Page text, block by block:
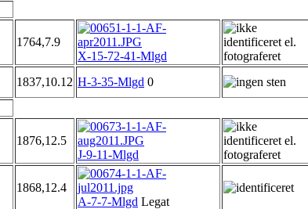
1764,7.9
X-15-72-41-Mlgd
1837,10.12 H-3-35-Mlgd 0
1876,12.5
J-9-11-Mlgd
1868,12.4
A-7-7-Mlgd Legat